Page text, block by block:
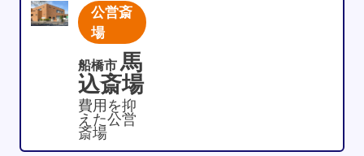
公営斎
場
船橋市 馬
込斎場
費用を抑
えた公営
斎場